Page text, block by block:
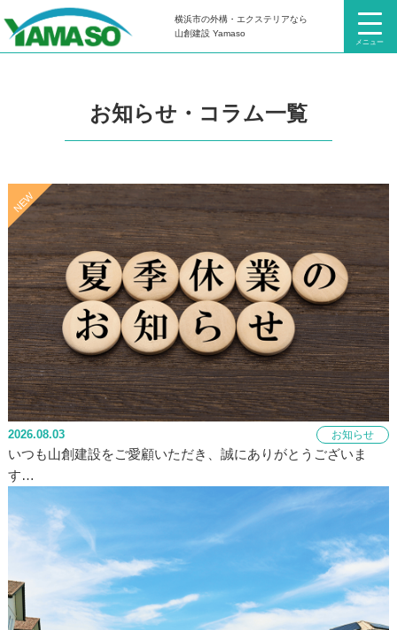
メニュー
横浜市の外構・エクステリアなら
山創建設 Yamaso
HOMEお知らせ・コラム
お知らせ・コラム一覧
NEW
2026.08.03 お知らせ
いつも山創建設をご愛顧いただき、誠にありがとうございま
す…